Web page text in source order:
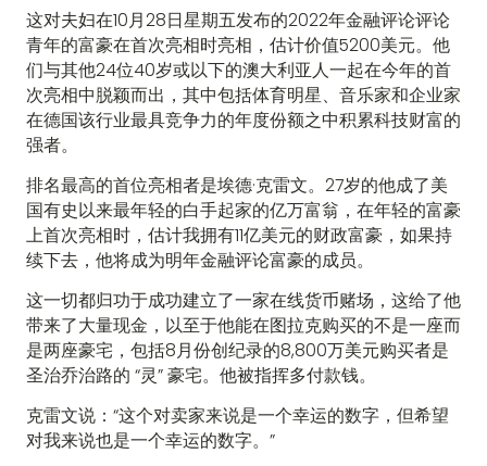
这对夫妇在10月28日星期五发布的2022年金融评论评论
青年的富豪在首次亮相时亮相，估计价值5200美元。他
们与其他24位40岁或以下的澳大利亚人一起在今年的首
次亮相中脱颖而出，其中包括体育明星、音乐家和企业家
在德国该行业最具竞争力的年度份额之中积累科技财富的
强者。
排名最高的首位亮相者是埃德·克雷文。27岁的他成了美
国有史以来最年轻的白手起家的亿万富翁，在年轻的富豪
上首次亮相时，估计我拥有11亿美元的财政富豪，如果持
续下去，他将成为明年金融评论富豪的成员。
这一切都归功于成功建立了一家在线货币赌场，这给了他
带来了大量现金，以至于他能在图拉克购买的不是一座而
是两座豪宅，包括8月份创纪录的8,800万美元购买者是
圣治乔治路的 “灵” 豪宅。他被指挥多付款钱。
克雷文说：“这个对卖家来说是一个幸运的数字，但希望
对我来说也是一个幸运的数字。”